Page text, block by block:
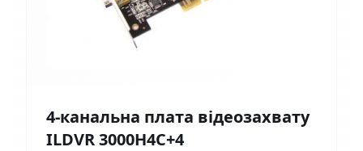
4-канальна плата відеозахвату
ILDVR 3000H4C+4